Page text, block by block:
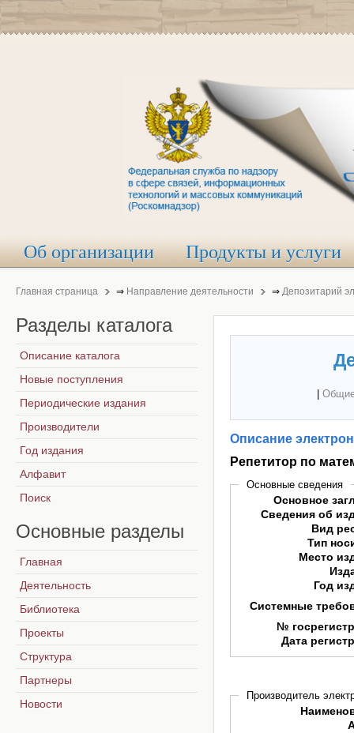
Об организации Продукты и услуги
Главная страница ⇒ Направление деятельности ⇒ Депозитарий
Описание
Репетитор по
Основные сведения
Основное
Сведения об
Вид
Тип
Место
Год
Системные
№
Дата
Производитель
Разделы каталога
Описание каталога
Новые поступления
Периодические издания
Производители
Год издания
Алфавит
Поиск
Основные разделы
Главная
Деятельность
Библиотека
Проекты
Структура
Партнеры
Новости